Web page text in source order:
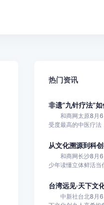
热门资讯
非遗“九针疗法”
和商网太原8月6
受度最高的中医疗
从文化溯源到科
和商网长沙8月6
少年读懂立体鲜活
台湾远见·天下文
中新社台北8月6